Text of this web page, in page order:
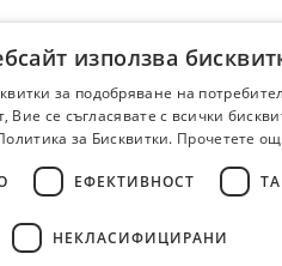
използва
за подобряване на
се съгласявате с всички
за Бисквитки. Прочетете
ЕФЕКТИВНОСТ
НЕКЛАСИФИЦИРАНИ